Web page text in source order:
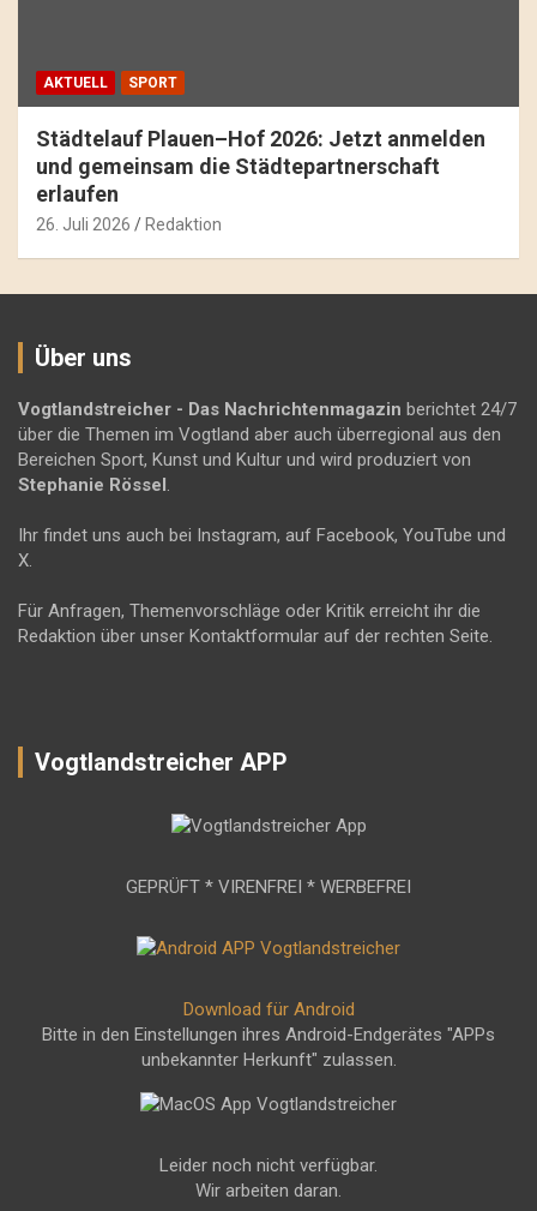
AKTUELL SPORT
Städtelauf Plauen–Hof 2026: Jetzt anmelden
und gemeinsam die Städtepartnerschaft
erlaufen
26. Juli 2026 Redaktion
Über uns
Vogtlandstreicher - Das Nachrichtenmagazin berichtet 24/7
über die Themen im Vogtland aber auch überregional aus den
Bereichen Sport, Kunst und Kultur und wird produziert von
Stephanie Rössel .
Ihr findet uns auch bei Instagram, auf Facebook, YouTube und
X.
Für Anfragen, Themenvorschläge oder Kritik erreicht ihr die
Redaktion über unser Kontaktformular auf der rechten Seite.
Vogtlandstreicher APP
GEPRÜFT * VIRENFREI * WERBEFREI
Download für Android
Bitte in den Einstellungen ihres Android-Endgerätes "APPs
unbekannter Herkunft" zulassen.
Leider noch nicht verfügbar.
Wir arbeiten daran.